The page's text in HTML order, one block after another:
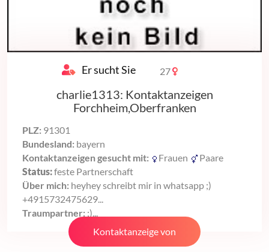
Er sucht Sie 27
charlie1313: Kontaktanzeigen
Forchheim,Oberfranken
PLZ: 91301
Bundesland: bayern
Kontaktanzeigen gesucht mit:
Frauen
Paare
Status:feste Partnerschaft
Über mich: heyhey schreibt mir in whatsapp ;)
+4915732475629...
Traumpartner: ;)...
Kontaktanzeige von